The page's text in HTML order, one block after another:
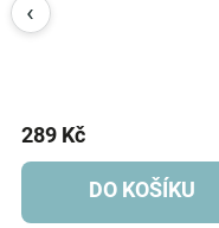
289 Kč
DO KOŠÍKU